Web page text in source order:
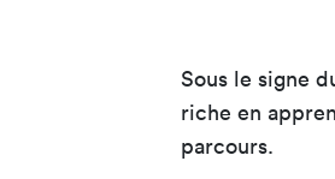
Sous le signe
riche en
parcours.